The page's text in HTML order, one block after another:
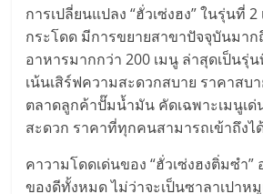
บ้าน
ลงทุน
น้อย
คืน
การเปลี่ยนแปลง “ฮั่วเซ่งฮง” ในรุ่นที่ 2
กระโดด มีการขยายสาขาปัจจุบันมาก
อาหารมากกว่า 200 เมนู ล่าสุดเป็นรุ่
เน้นเสิร์ฟความสะดวกสบาย ราคาสบา
ตลาดลูกค้าปั๊มน้ำมัน คัดเฉพาะเมนูเด่
สะดวก ราคาที่ทุกคนสามารถเข้าถึงไ
คาวามโดดเด่นของ “ฮั่วเซ่งฮงติ่มซำ
ของดีทั้งหมด ไม่ว่าจะเป็นซาลาเปาห